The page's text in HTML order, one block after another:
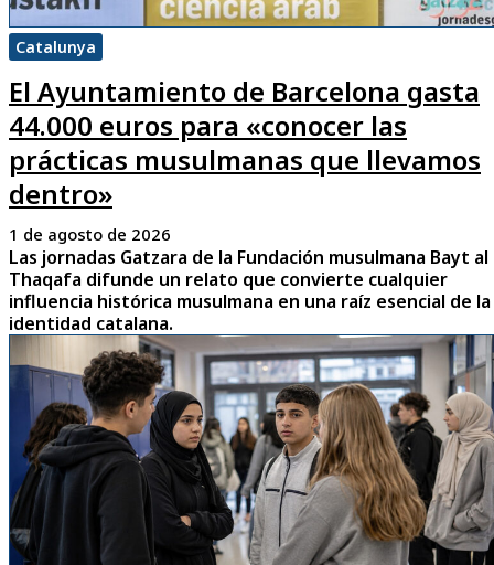
Catalunya
El Ayuntamiento de Barcelona gasta
44.000 euros para «conocer las
prácticas musulmanas que llevamos
dentro»
1 de agosto de 2026
Las jornadas Gatzara de la Fundación musulmana Bayt al
Thaqafa difunde un relato que convierte cualquier
influencia histórica musulmana en una raíz esencial de la
identidad catalana.